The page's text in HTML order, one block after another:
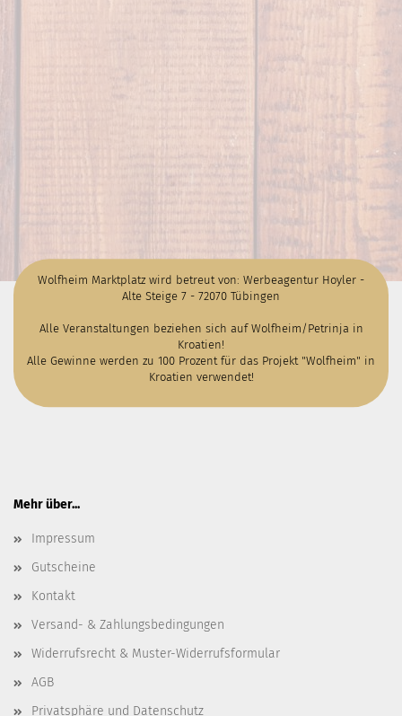
Wolfheim Marktplatz wird betreut von: Werbeagentur Hoyler -
Alte Steige 7 - 72070 Tübingen
Alle Veranstaltungen beziehen sich auf Wolfheim/Petrinja in
Kroatien!
Alle Gewinne werden zu 100 Prozent für das Projekt "Wolfheim" in
Kroatien verwendet!
Mehr über...
Impressum
Gutscheine
Kontakt
Versand- & Zahlungsbedingungen
Widerrufsrecht & Muster-Widerrufsformular
AGB
Privatsphäre und Datenschutz